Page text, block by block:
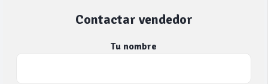
Contactar vendedor
Tu nombre